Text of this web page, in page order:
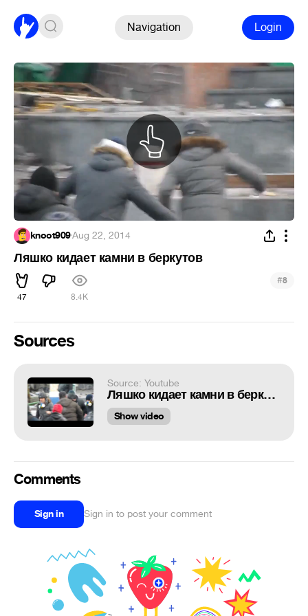
Navigation Login
knoot909·Aug 22, 2014
Ляшко кидает камни в беркутов
47 8.4K
#8
Sources
Source: Youtube
Ляшко кидает камни в беркутов 21 01 2014
Show video
Comments
Sign in Sign in to post your comment